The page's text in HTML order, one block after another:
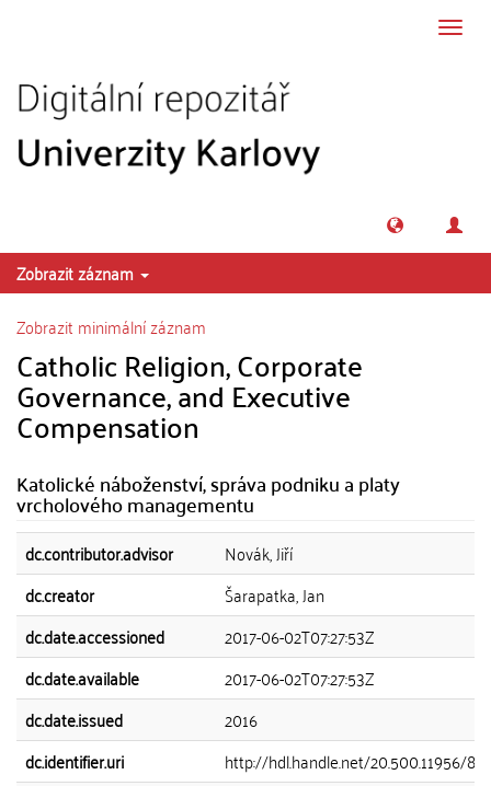
Zobrazit záznam
Zobrazit minimální záznam
Catholic Religion, Corporate
Governance, and Executive
Compensation
Katolické náboženství, správa podniku a platy
vrcholového managementu
dc.contributor.advisor
Novák, Jiří
dc.creator
Šarapatka, Jan
dc.date.accessioned
2017-06-02T07:27:53Z
dc.date.available
2017-06-02T07:27:53Z
dc.date.issued
2016
dc.identifier.uri
http://hdl.handle.net/20.500.11956/